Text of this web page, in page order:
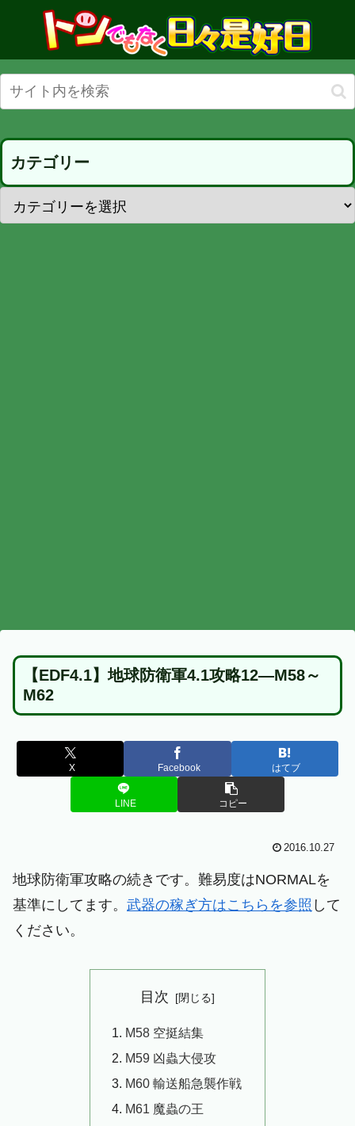
カテゴリー
【EDF4.1】地球防衛軍4.1攻略12―M58～
M62
X Facebook はてブ
LINE コピー
2016.10.27
地球防衛軍攻略の続きです。難易度はNORMALを
基準にしてます。 武器の稼ぎ方はこちらを参照 して
ください。
目次
M58 空挺結集
M59 凶蟲大侵攻
M60 輸送船急襲作戦
M61 魔蟲の王